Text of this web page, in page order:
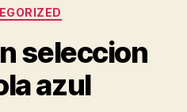
Categorías
seleccion
azul